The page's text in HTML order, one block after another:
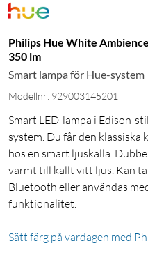
Philips Hue White
350 lm
Smart lampa för Hue-system
Modellnr: 929003145201
Smart LED-lampa i Edison-
system. Du får den
hos en smart ljuskälla.
varmt till kallt vitt ljus. Kan
Bluetooth eller användas
funktionalitet.
Sätt färg på vardagen med